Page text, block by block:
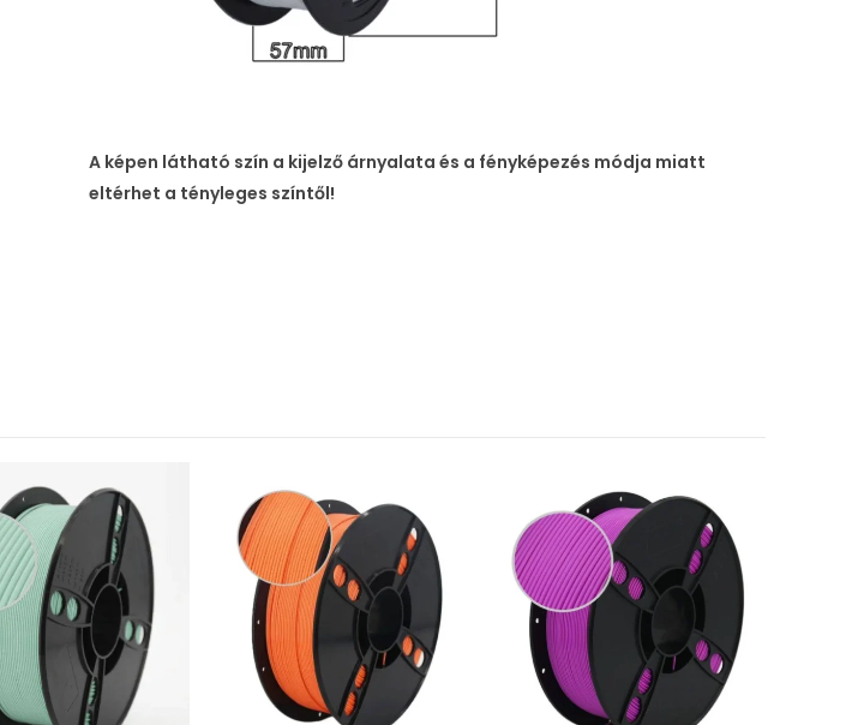
A képen látható szín a kijelző árnyalata és a fényképezés módja miatt
eltérhet a tényleges színtől!